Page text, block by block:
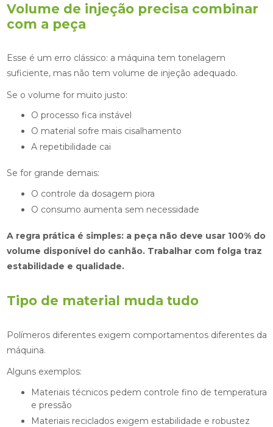
Volume de injeção precisa combinar
com a peça
Esse é um erro clássico: a máquina tem tonelagem
suficiente, mas não tem volume de injeção adequado.
Se o volume for muito justo:
O processo fica instável
O material sofre mais cisalhamento
A repetibilidade cai
Se for grande demais:
O controle da dosagem piora
O consumo aumenta sem necessidade
A regra prática é simples: a peça não deve usar 100% do
volume disponível do canhão. Trabalhar com folga traz
estabilidade e qualidade.
Tipo de material muda tudo
Polímeros diferentes exigem comportamentos diferentes da
máquina.
Alguns exemplos:
Materiais técnicos pedem controle fino de temperatura
e pressão
Materiais reciclados exigem estabilidade e robustez